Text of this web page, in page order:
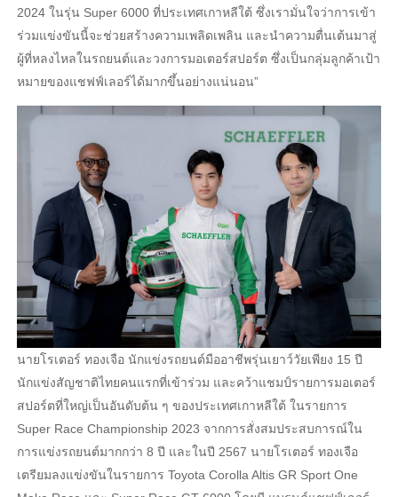
2024 ในรุ่น Super 6000 ที่ประเทศเกาหลีใต้ ซึ่งเรามั่นใจว่าการเข้า
ร่วมแข่งขันนี้จะช่วยสร้างความเพลิดเพลิน และนำความตื่นเต้นมาสู่
ผู้ที่หลงไหลในรถยนต์และวงการมอเตอร์สปอร์ต ซึ่งเป็นกลุ่มลูกค้าเป้า
หมายของแชฟฟ์เลอร์ได้มากขึ้นอย่างแน่นอน”
นายโรเตอร์ ทองเจือ นักแข่งรถยนต์มืออาชีพรุ่นเยาว์วัยเพียง 15 ปี
นักแข่งสัญชาติไทยคนแรกที่เข้าร่วม และคว้าแชมป์รายการมอเตอร์
สปอร์ตที่ใหญ่เป็นอันดับต้น ๆ ของประเทศเกาหลีใต้ ในรายการ
Super Race Championship 2023 จากการสั่งสมประสบการณ์ใน
การแข่งรถยนต์มากกว่า 8 ปี และในปี 2567 นายโรเตอร์ ทองเจือ
เตรียมลงแข่งขันในรายการ Toyota Corolla Altis GR Sport One